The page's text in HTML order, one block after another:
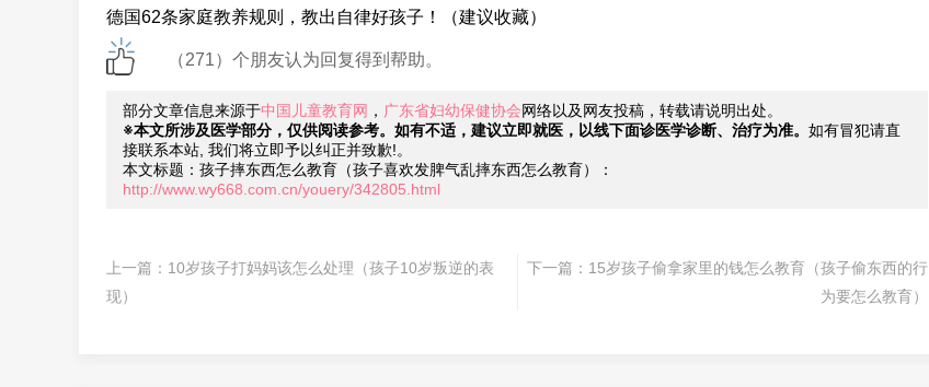
德国62条家庭教养规则，教出自律好孩子！（建议收藏）
（271）个朋友认为回复得到帮助。
部分文章信息来源于中国儿童教育网 ， 广东省妇幼保健协会网络以及网友投稿，转载请说明出处。
※本文所涉及医学部分，仅供阅读参考。如有不适，建议立即就医，以线下面诊医学诊断、治疗为准。 如有冒犯请直
接联系本站, 我们将立即予以纠正并致歉!。
本文标题：孩子摔东西怎么教育（孩子喜欢发脾气乱摔东西怎么教育）：
http://www.wy668.com.cn/youery/342805.html
上一篇： 10岁孩子打妈妈该怎么处理（孩子10岁叛逆的表
现）
下一篇： 15岁孩子偷拿家里的钱怎么教育（孩子偷东西的行
为要怎么教育）